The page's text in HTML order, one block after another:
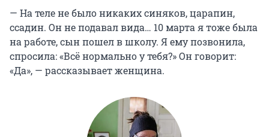
— На теле не было никаких синяков, царапин,
ссадин. Он не подавал вида… 10 марта я тоже была
на работе, сын пошел в школу. Я ему позвонила,
спросила: «Всё нормально у тебя?» Он говорит:
«Да», — рассказывает женщина.